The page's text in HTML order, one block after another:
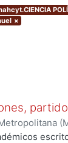
×
,2020